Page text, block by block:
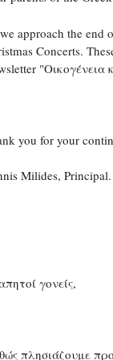
approach the end
Concerts.
"Οικογένεια
you for your
Milides, Principal.
γονείς,
πλησιάζουμε